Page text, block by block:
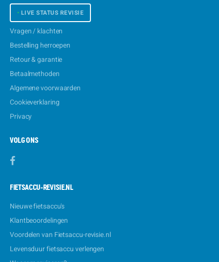
• LIVE STATUS REVISIE
Vragen / klachten
Bestelling herroepen
Retour & garantie
Betaalmethoden
Algemene voorwaarden
Cookieverklaring
Privacy
VOLG ONS
FIETSACCU-REVISIE.NL
Nieuwe fietsaccu's
Klantbeoordelingen
Voordelen van Fietsaccu-revisie.nl
Levensduur fietsaccu verlengen